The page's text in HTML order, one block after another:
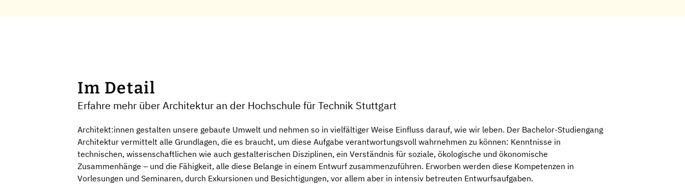
Im Detail
Erfahre mehr über Architektur an der Hochschule für Technik Stuttgart
Architekt:innen gestalten unsere gebaute Umwelt und nehmen so in vielfältiger Weise Einfluss darauf, wie wir leben. Der Bachelor-Studiengang
Architektur vermittelt alle Grundlagen, die es braucht, um diese Aufgabe verantwortungsvoll wahrnehmen zu können: Kenntnisse in
technischen, wissenschaftlichen wie auch gestalterischen Disziplinen, ein Verständnis für soziale, ökologische und ökonomische
Zusammenhänge – und die Fähigkeit, alle diese Belange in einem Entwurf zusammenzuführen. Erworben werden diese Kompetenzen in
Vorlesungen und Seminaren, durch Exkursionen und Besichtigungen, vor allem aber in intensiv betreuten Entwurfsaufgaben.